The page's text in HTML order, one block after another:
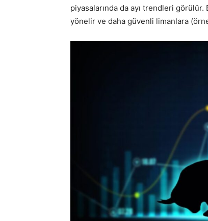
piyasalarında da ayı trendleri görülür.
yönelir ve daha güvenli limanlara